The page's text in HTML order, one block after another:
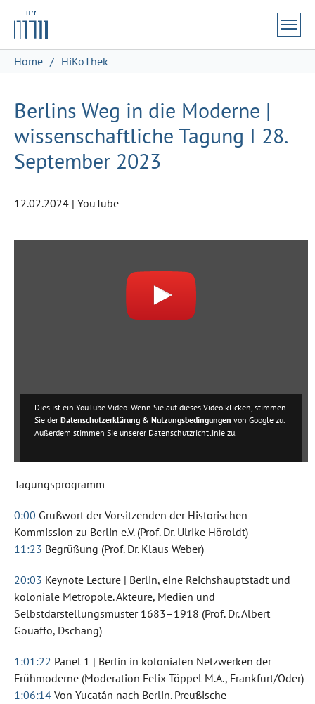
Zum Hauptinhalt springen
Skip to page footer
Sie sind hier:
Home HiKoThek
Berlins Weg in die Moderne |
wissenschaftliche Tagung I 28.
September 2023
12.02.2024 | YouTube
Dies ist ein YouTube Video. Wenn Sie auf dieses Video klicken, stimmen
Sie der Datenschutzerklärung & Nutzungsbedingungen von Google zu.
Außerdem stimmen Sie unserer Datenschutzrichtlinie zu.
Tagungsprogramm
0:00 Grußwort der Vorsitzenden der Historischen
Kommission zu Berlin e.V. (Prof. Dr. Ulrike Höroldt)
11:23 Begrüßung (Prof. Dr. Klaus Weber)
20:03 Keynote Lecture | Berlin, eine Reichshauptstadt und
koloniale Metropole. Akteure, Medien und
Selbstdarstellungsmuster 1683–1918 (Prof. Dr. Albert
Gouaffo, Dschang)
1:01:22 Panel 1 | Berlin in kolonialen Netzwerken der
Frühmoderne (Moderation Felix Töppel M.A., Frankfurt/Oder)
1:06:14 Von Yucatán nach Berlin. Preußische